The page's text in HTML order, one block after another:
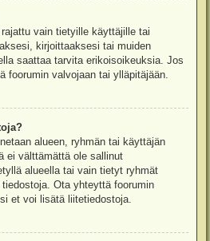
vain tietyille käyttäjille tai
kirjoittaaksesi tai muiden
saattaa tarvita erikoisoikeuksia. Jos
foorumin valvojaan tai ylläpitäjään.
alueen, ryhmän tai käyttäjän
ei välttämättä ole sallinut
alueella tai vain tietyt ryhmät
Ota yhteyttä foorumin
et voi lisätä liitetiedostoja.